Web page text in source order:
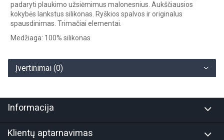
padaryti plaukimo užsiėmimus malonesnius. Aukščiausios
kokybės lankstus silikonas. Ryškios spalvos ir originalus
spausdinimas. Trimačiai elementai.
Medžiaga: 100% silikonas
Įvertinimai (0)
Informacija
Klientų aptarnavimas